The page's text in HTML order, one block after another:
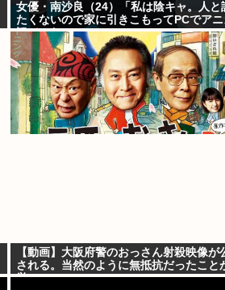
女優・南沙良（24）「私は陰キャ。人と
たくないので家に引きこもってPCでア
観ていたい」
【動画】大阪府警のおっさん射殺映像が
される。当然のように無抵抗だったこと
覚